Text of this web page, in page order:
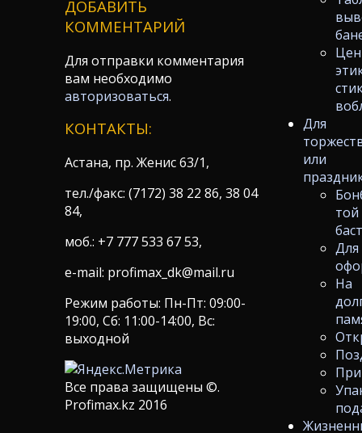
Для
или
той
Для
На
ДОБАВИТЬ
КОММЕНТАРИЙ
Для отправки комментария
вам необходимо
авторизоваться.
КОНТАКТЫ:
Астана, пр. Женис 63/1,
тел./факс: (7172) 38 22 86, 38 04
84,
моб.: +7 777 533 67 53,
e-mail: profimax_dk@mail.ru
Режим работы: Пн-Пт: 09:00-
19:00, Сб: 11:00-14:00, Вс:
выходной
Все права защищены ©.
Profimax.kz 2016